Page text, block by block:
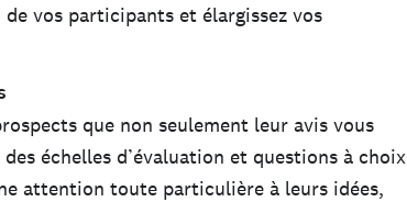
vos participants et élargissez vos
que non seulement leur avis vous
échelles d’évaluation et questions à choix
attention toute particulière à leurs idées,